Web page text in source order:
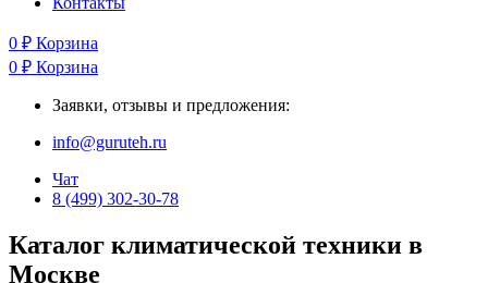
0 ₽ Корзина
0 ₽ Корзина
Заявки, отзывы и предложения:
info@guruteh.ru
Чат
8 (499) 302-30-78
Каталог климатической техники в
Москве